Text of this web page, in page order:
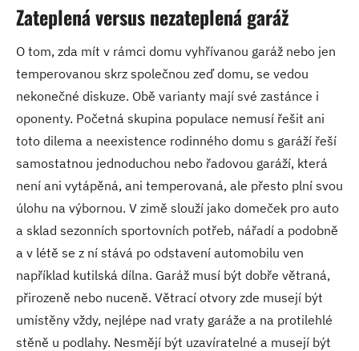
Zateplená versus nezateplená garáž
O tom, zda mít v rámci domu vyhřívanou garáž nebo jen
temperovanou skrz společnou zeď domu, se vedou
nekonečné diskuze. Obě varianty mají své zastánce i
oponenty. Početná skupina populace nemusí řešit ani
toto dilema a neexistence rodinného domu s garáží řeší
samostatnou jednoduchou nebo řadovou garáží, která
není ani vytápěná, ani temperovaná, ale přesto plní svou
úlohu na výbornou. V zimě slouží jako domeček pro auto
a sklad sezonních sportovních potřeb, nářadí a podobně
a v létě se z ní stává po odstavení automobilu ven
například kutilská dílna. Garáž musí být dobře větraná,
přirozeně nebo nuceně. Větrací otvory zde musejí být
umístěny vždy, nejlépe nad vraty garáže a na protilehlé
stěně u podlahy. Nesmějí být uzavíratelné a musejí být